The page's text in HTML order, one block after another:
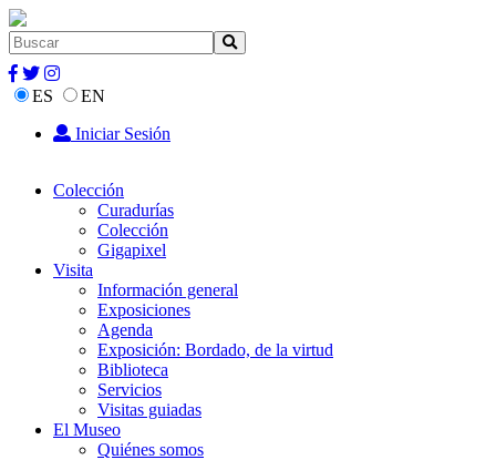
ES
EN
Iniciar Sesión
Colección
Curadurías
Colección
Gigapixel
Visita
Información general
Exposiciones
Agenda
Exposición: Bordado, de la virtud
Biblioteca
Servicios
Visitas guiadas
El Museo
Quiénes somos